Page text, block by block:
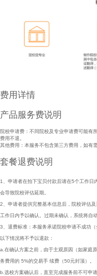
费用详情
产品服务费说明
院校申请费：不同院校及专业申请费可能有
费用不退。
其他费用：本服务不包含第三方费用，如有
套餐退费说明
1、申请者在拍下宝贝付款后请在5个工作日
会导致院校评估延期。
2、申请者提供完整基本信息后，院校评估
工作日 内予以确认。过期未确认，系统将自动
3、退费标准： 本服务承诺院校申请不成功
以下情况将不予以退款：
a.在确认方案之前，由于主观原因（如家庭
务费用的 5%的交易手 续费（50元封顶）。
b.选校方案确认后，直至完成服务前不可申